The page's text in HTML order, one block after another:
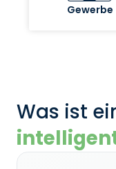
Was ist